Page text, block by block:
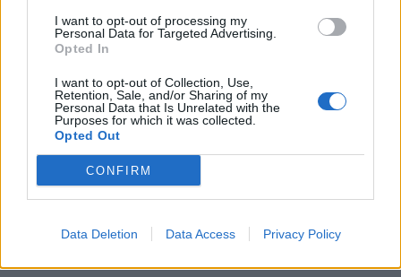
I want to opt-out of processing my
Personal Data for Targeted Advertising.
Opted In
I want to opt-out of Collection, Use,
Retention, Sale, and/or Sharing of my
Personal Data that Is Unrelated with the
Purposes for which it was collected.
Opted Out
CONFIRM
Data Deletion Data Access Privacy Policy
risultati concreti in termini di reputazione, relazione e
business”.
SPORT